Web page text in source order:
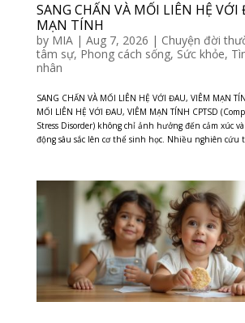
SANG CHẤN VÀ MỐI LIÊN HỆ VỚI
MẠN TÍNH
by MIA| Aug 7, 2026 | Chuyện đời
tâm sự, Phong cách sống, Sức khỏe,
nhân
SANG CHẤN VÀ MỐI LIÊN HỆ VỚI ĐAU, VIÊM MẠN
MỐI LIÊN HỆ VỚI ĐAU, VIÊM MẠN TÍNH CPTSD
Stress Disorder) không chỉ ảnh hưởng đến cảm xúc
động sâu sắc lên cơ thể sinh học. Nhiều nghiên cứu